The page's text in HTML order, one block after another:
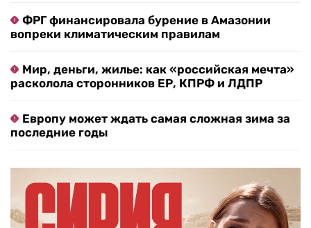
ФРГ финансировала бурение в Амазонии
вопреки климатическим правилам
Мир, деньги, жилье: как «российская мечта»
расколола сторонников ЕР, КПРФ и ЛДПР
Европу может ждать самая сложная зима за
последние годы